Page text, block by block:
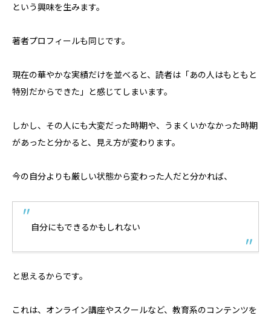
という興味を生みます。
著者プロフィールも同じです。
現在の華やかな実績だけを並べると、読者は「あの人はもともと
特別だからできた」と感じてしまいます。
しかし、その人にも大変だった時期や、うまくいかなかった時期
があったと分かると、見え方が変わります。
今の自分よりも厳しい状態から変わった人だと分かれば、
自分にもできるかもしれない
と思えるからです。
これは、オンライン講座やスクールなど、教育系のコンテンツを